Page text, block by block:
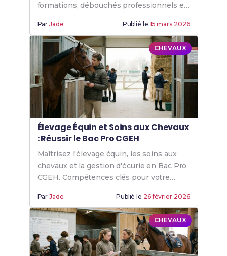
formations, débouchés professionnels et
carrières équestres.
ParJade Publié le 15 mars 2026
CHEVAUX
Élevage Équin et Soins aux Chevaux
: Réussir le Bac Pro CGEH
Maîtrisez l'élevage équin, les soins aux
chevaux et la gestion d'écurie en Bac Pro
CGEH. Compétences clés pour votre
insertion professionnelle.
ParJade Publié le 26 février 2026
CHEVAUX